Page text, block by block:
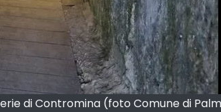
di Contromina (foto Comune di